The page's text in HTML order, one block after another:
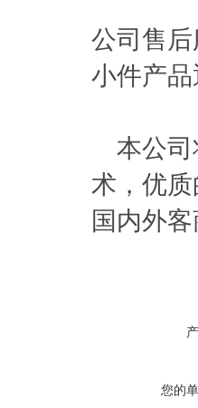
公司售
小件产
本公司
术，优
国内外
您的